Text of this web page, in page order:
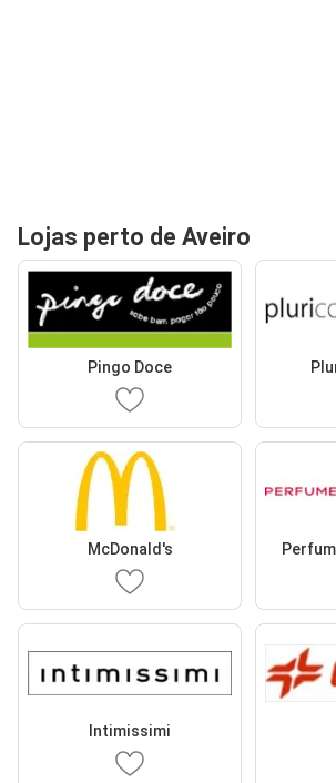
Lojas perto de Aveiro
Pingo Doce
McDonald's
Intimissimi